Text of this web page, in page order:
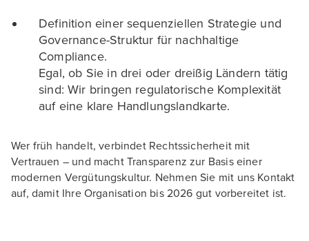
Definition einer sequenziellen Strategie und
Governance-Struktur für nachhaltige
Compliance.
Egal, ob Sie in drei oder dreißig Ländern tätig
sind: Wir bringen regulatorische Komplexität
auf eine klare Handlungs­landkarte.
Wer früh handelt, verbindet Rechtssicherheit mit
Vertrauen – und macht Transparenz zur Basis einer
modernen Vergütungskultur. Nehmen Sie mit uns Kontakt
auf, damit Ihre Organisation bis 2026 gut vorbereitet ist.